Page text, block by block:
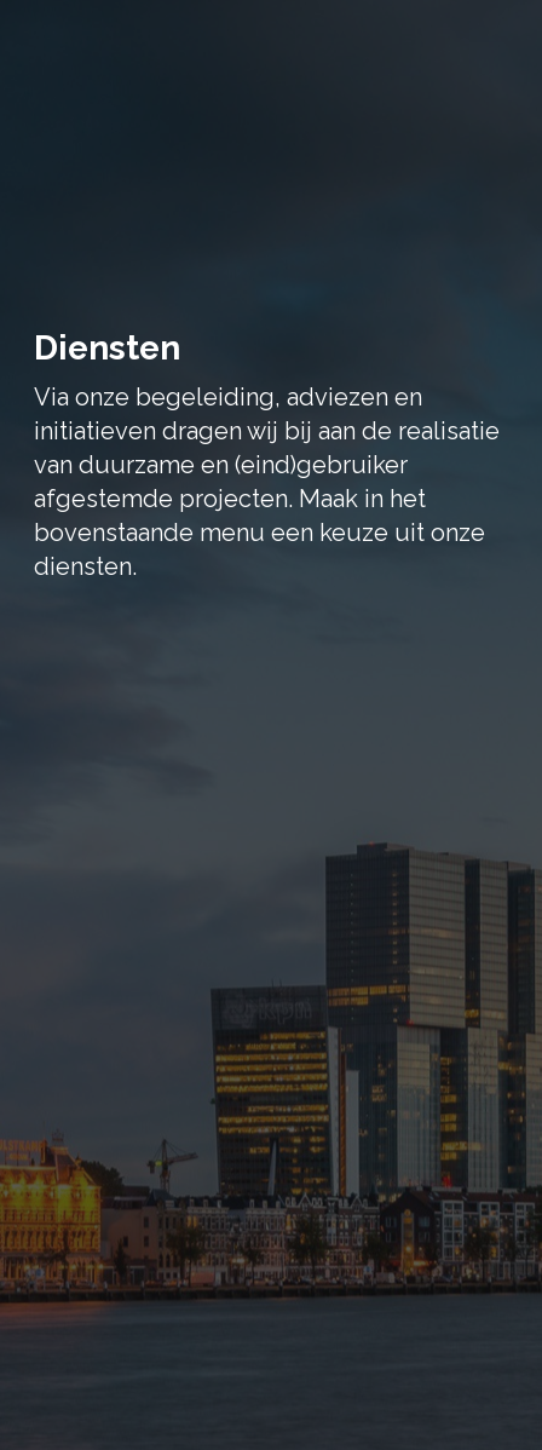
Diensten
Via onze begeleiding, adviezen en
initiatieven dragen wij bij aan de realisatie
van duurzame en (eind)gebruiker
afgestemde projecten. Maak in het
bovenstaande menu een keuze uit onze
diensten.